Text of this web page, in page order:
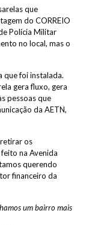
que
do CORREIO
Polícia Militar
no local, mas o
que foi instalada.
gera fluxo, gera
pessoas que
da AETN,
os
na Avenida
querendo
financeiro da
um bairro mais